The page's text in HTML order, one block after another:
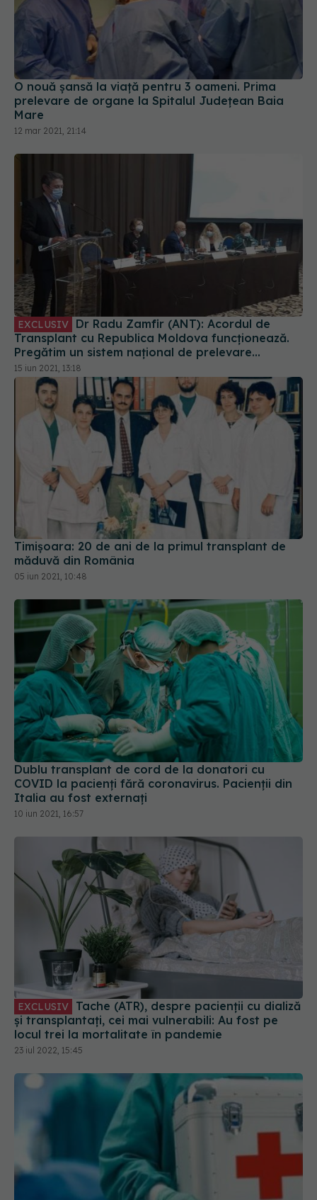
O nouă șansă la viață pentru 3 oameni. Prima
prelevare de organe la Spitalul Județean Baia
Mare
12 mar 2021, 21:14
EXCLUSIV
Transplant cu Republica Moldova funcționează.
Pregătim un sistem național de prelevare
multiorgan
15 iun 2021, 13:18
Timișoara: 20 de ani de la primul transplant de
măduvă din România
05 iun 2021, 10:48
Dublu transplant de cord de la donatori cu
COVID la pacienți fără coronavirus. Pacienții din
Italia au fost externați
10 iun 2021, 16:57
EXCLUSIV
și transplantați, cei mai vulnerabili: Au fost pe
locul trei la mortalitate în pandemie
23 iul 2022, 15:45